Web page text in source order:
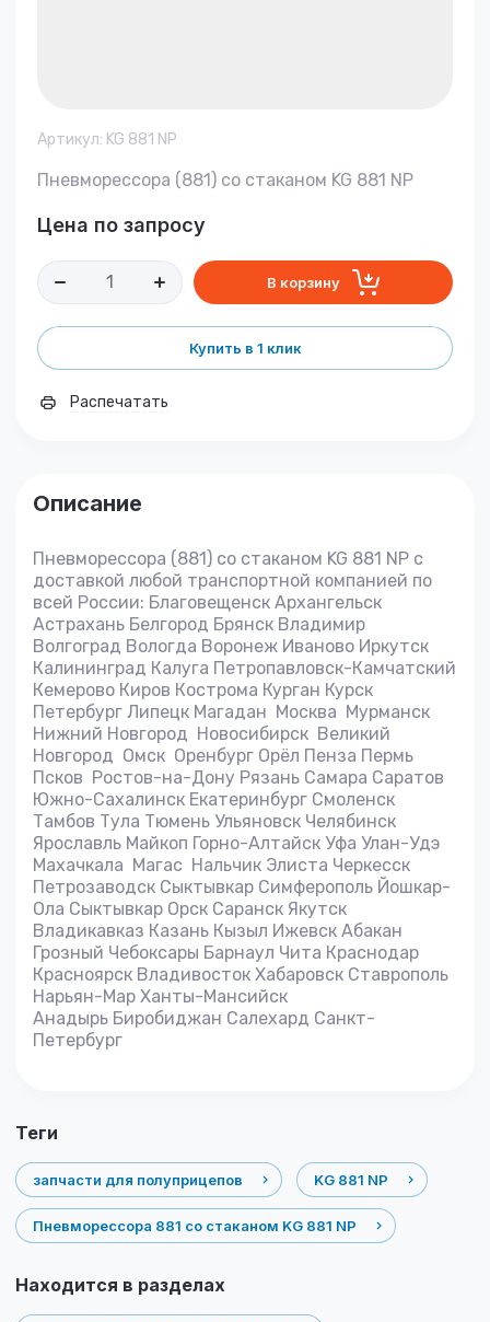
Артикул: KG 881 NP
Пневморессора (881) со стаканом KG 881 NP
Цена по запросу
В корзину
Купить в 1 клик
Распечатать
Описание
Пневморессора (881) со стаканом KG 881 NP с
доставкой любой транспортной компанией по
всей России: Благовещенск Архангельск
Астрахань Белгород Брянск Владимир
Волгоград Вологда Воронеж Иваново Иркутск
Калининград Калуга Петропавловск-Камчатский
Кемерово Киров Кострома Курган Курск
Петербург Липецк Магадан Москва Мурманск
Нижний Новгород Новосибирск Великий
Новгород Омск Оренбург Орёл Пенза Пермь
Псков Ростов-на-Дону Рязань Самара Саратов
Южно-Сахалинск Екатеринбург Смоленск
Тамбов Тула Тюмень Ульяновск Челябинск
Ярославль Майкоп Горно-Алтайск Уфа Улан-Удэ
Махачкала Магас Нальчик Элиста Черкесск
Петрозаводск Сыктывкар Симферополь Йошкар-
Ола Сыктывкар Орск Саранск Якутск
Владикавказ Казань Кызыл Ижевск Абакан
Грозный Чебоксары Барнаул Чита Краснодар
Красноярск Владивосток Хабаровск Ставрополь
Нарьян-Мар Ханты-Мансийск
Анадырь Биробиджан Салехард Санкт-
Петербург
теги
запчасти для полуприцепов KG 881 NP
Пневморессора 881 со стаканом KG 881 NP
Находится в разделах